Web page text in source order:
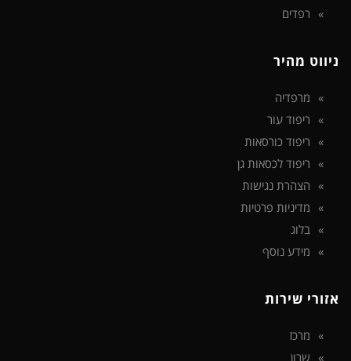
רפדים
ניווט מהיר
מרפדיה
ריפוד עור
ריפוד כורסאות
ריפוד לכסאות גן
הצהרת נגישות
מדיניות פרטיות
בלוג
מידע נוסף
אזורי שירות
מרכז
שרון